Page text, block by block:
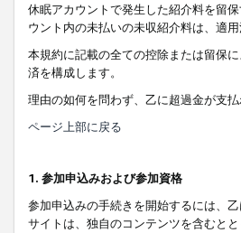
休眠アカウントで発生した紹介料を留
ウント内の未払いの未収紹介料は、適
本規約に記載の全ての控除または留保
済を構成します。
理由の如何を問わず、乙に超過金が支
ページ上部に戻る
1. 参加申込みおよび参加資格
参加申込みの手続きを開始するには、
サイトは、独自のコンテンツを含むと